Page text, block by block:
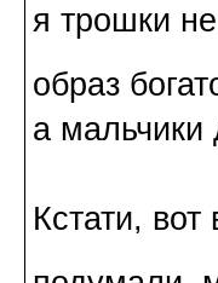
я трошки
образ
а мальчики
Кстати,